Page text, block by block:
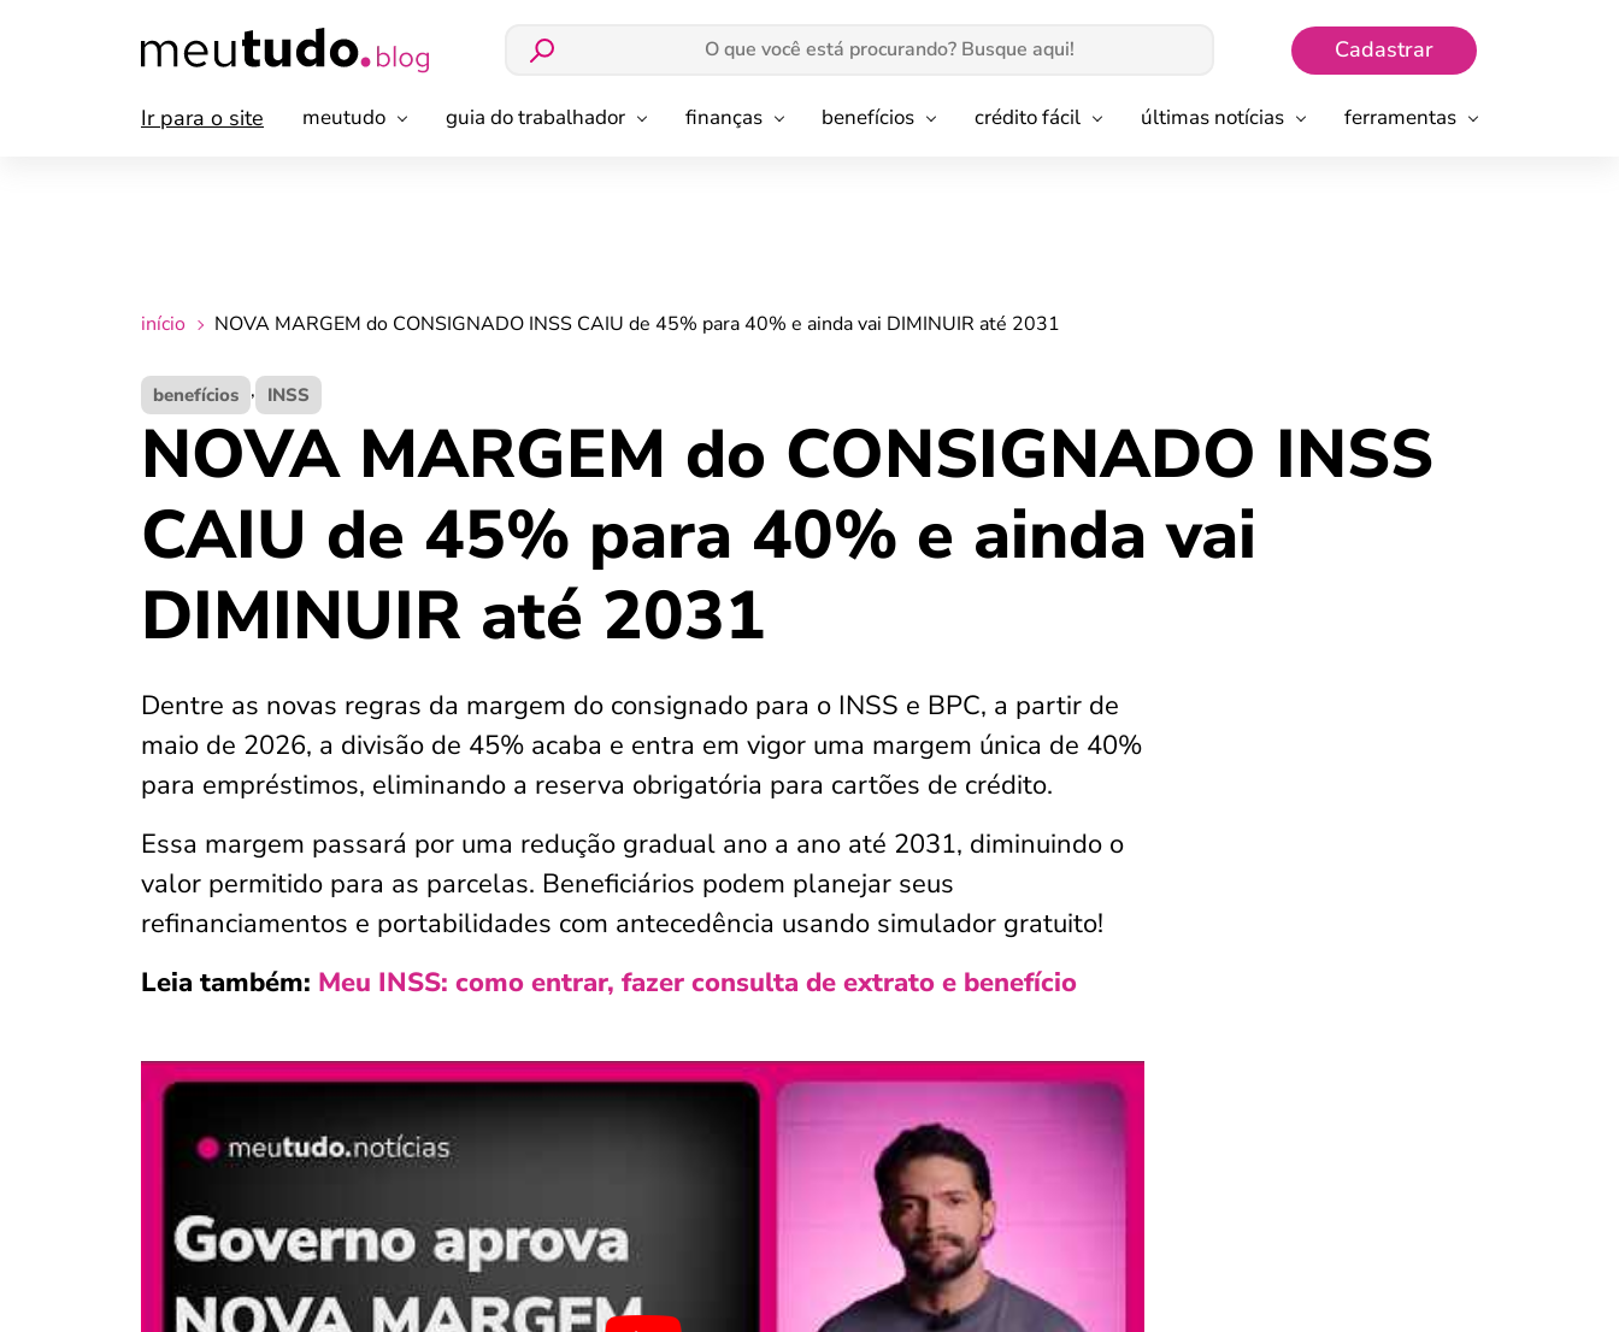
Cadastrar
Ir para o site meutudo guia do trabalhador finanças benefícios crédito fácil últimas notícias ferramentas
início NOVA MARGEM do CONSIGNADO INSS CAIU de 45% para 40% e ainda vai DIMINUIR até 2031
benefícios , INSS
NOVA MARGEM do CONSIGNADO INSS
CAIU de 45% para 40% e ainda vai
DIMINUIR até 2031
Dentre as novas regras da margem do consignado para o INSS e BPC, a partir de
maio de 2026, a divisão de 45% acaba e entra em vigor uma margem única de 40%
para empréstimos, eliminando a reserva obrigatória para cartões de crédito.
Essa margem passará por uma redução gradual ano a ano até 2031, diminuindo o
valor permitido para as parcelas. Beneficiários podem planejar seus
refinanciamentos e portabilidades com antecedência usando simulador gratuito!
Leia também: Meu INSS: como entrar, fazer consulta de extrato e benefício